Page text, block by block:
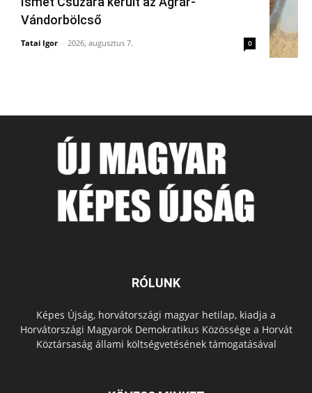
Vándorbölcső
Tatai Igor - 2026, augusztus 7. 0
RÓLUNK
Képes Újság, horvátországi magyar hetilap, kiadja a
Horvátországi Magyarok Demokratikus Közössége a Horvát
Köztársaság állami költségvetésének támogatásával